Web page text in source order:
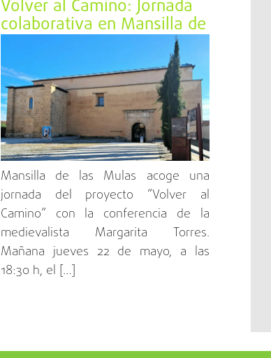
Volver al Camino: Jornada
colaborativa en Mansilla de
las Mulas
Mansilla de las Mulas acoge una
jornada del proyecto “Volver al
Camino” con la conferencia de la
medievalista Margarita Torres.
Mañana jueves 22 de mayo, a las
18:30 h, el […]